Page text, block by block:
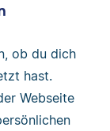
ob du dich
hast.
Webseite